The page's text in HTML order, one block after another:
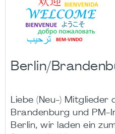
Berlin/
Liebe (Neu-)
Brandenburg und PM-
Berlin, wir laden ein